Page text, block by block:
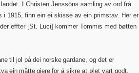
I Christen Jenssöns samling av ord frå
i 1915, finn ein ei skisse av ein primstav. Her er
effter [St. Luci] kommer Tommis med bøtten
til jol på dei norske gardane, og det er
ein måtte gjere for å sikre at ølet vart godt.